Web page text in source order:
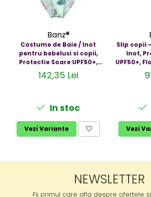
Banz®
Costume de Baie / Inot
pentru bebelusi si copii,
Protectie Soare UPF50+,
Mint Floral, Diverse marimi
142,35 Lei
In stoc
Vezi Variante
Slip copii
Inot,
UPF50+,
Vezi
NEWSLETTER
Fii primul care afla despre ofertele